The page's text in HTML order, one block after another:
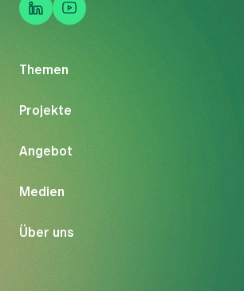
Themen
Projekte
Angebot
Medien
Über uns